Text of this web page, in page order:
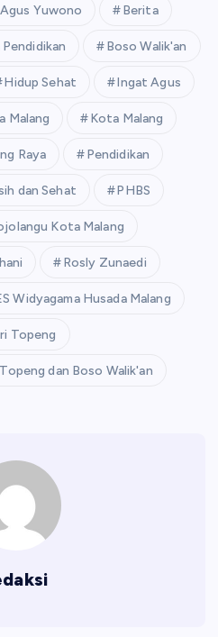
Agus Yuwono Berita
Boso Walik'an
Hidup Sehat Ingat Agus
Malang Kota Malang
Raya Pendidikan
dan Sehat PHBS
Kota Malang
Rosly Zunaedi
Widyagama Husada Malang
Topeng
dan Boso Walik'an